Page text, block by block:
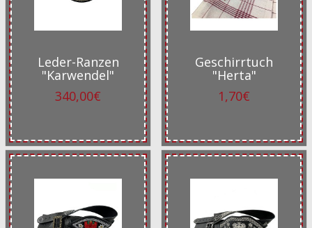
Leder-Ranzen
"Karwendel"
340,00€
Geschirrtuch
"Herta"
1,70€